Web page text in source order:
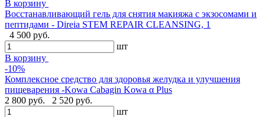
В корзину
Восстанавливающий гель для снятия макияжа с экзосомами и
пептидами - Direia STEM REPAIR CLEANSING, 1
4 500 руб.
шт
В корзину
-10%
Комплексное средство для здоровья желудка и улучшения
пищеварения -Kowa Cabagin Kowa α Plus
2 800 руб.
2 520 руб.
шт